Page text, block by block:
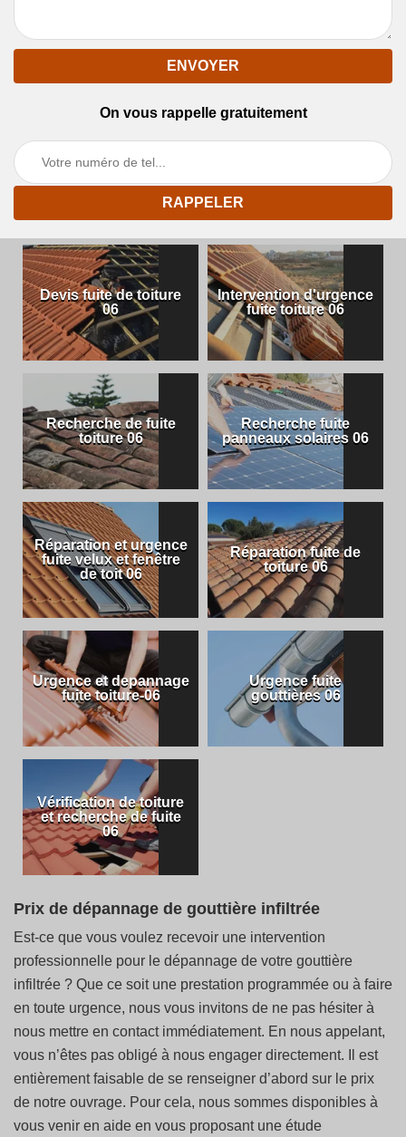
On vous rappelle gratuitement
Devis fuite de toiture
06
Intervention d'urgence
fuite toiture 06
Recherche de fuite
toiture 06
Recherche fuite
panneaux solaires 06
Réparation et urgence
fuite velux et fenêtre
de toit 06
Réparation fuite de
toiture 06
Urgence et depannage
fuite toiture-06
Urgence fuite
gouttières 06
Vérification de toiture
et recherche de fuite
06
Prix de dépannage de gouttière infiltrée
Est-ce que vous voulez recevoir une intervention
professionnelle pour le dépannage de votre gouttière
infiltrée ? Que ce soit une prestation programmée ou à faire
en toute urgence, nous vous invitons de ne pas hésiter à
nous mettre en contact immédiatement. En nous appelant,
vous n’êtes pas obligé à nous engager directement. Il est
entièrement faisable de se renseigner d’abord sur le prix
de notre ouvrage. Pour cela, nous sommes disponibles à
vous venir en aide en vous proposant une étude